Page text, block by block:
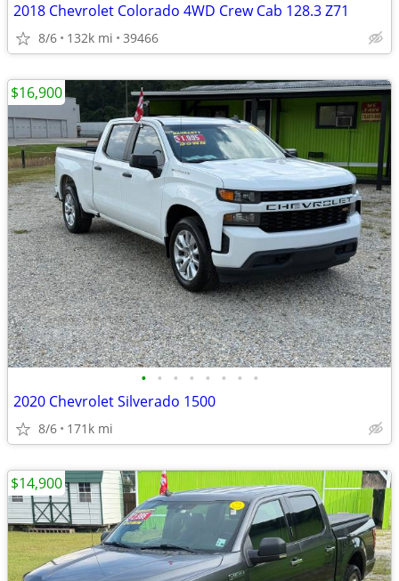
2018 Chevrolet Colorado 4WD Crew Cab 128.3 Z71
8/6 132k mi 39466
• • • • • • • •
2020 Chevrolet Silverado 1500
8/6 171k mi
$16,900
$14,900